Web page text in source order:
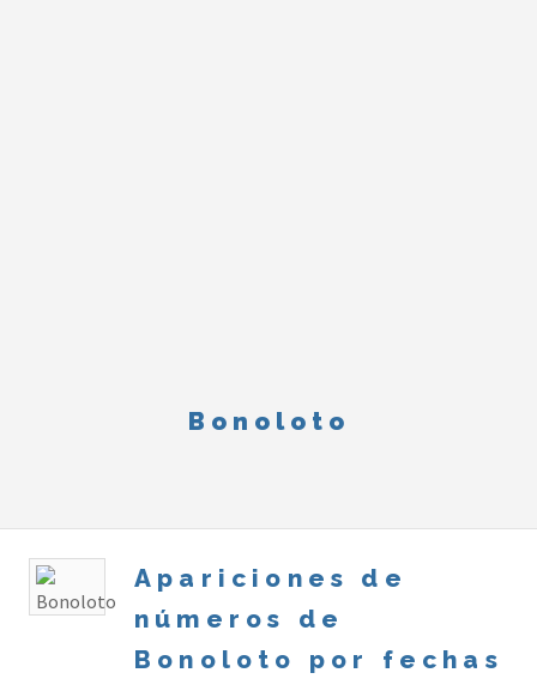
Bonoloto
Apariciones de
números de
Bonoloto por fechas